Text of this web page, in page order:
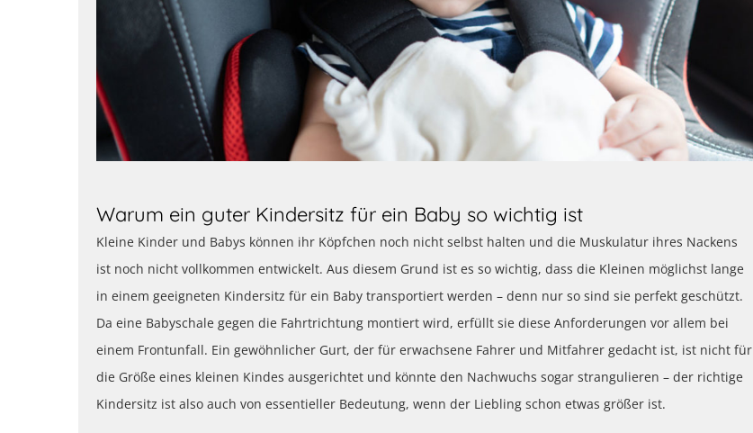
Warum ein guter Kindersitz für ein Baby so wichtig ist
Kleine Kinder und Babys können ihr Köpfchen noch nicht selbst halten und die Muskulatur ihres Nackens
ist noch nicht vollkommen entwickelt. Aus diesem Grund ist es so wichtig, dass die Kleinen möglichst lange
in einem geeigneten Kindersitz für ein Baby transportiert werden – denn nur so sind sie perfekt geschützt.
Da eine Babyschale gegen die Fahrtrichtung montiert wird, erfüllt sie diese Anforderungen vor allem bei
einem Frontunfall. Ein gewöhnlicher Gurt, der für erwachsene Fahrer und Mitfahrer gedacht ist, ist nicht für
die Größe eines kleinen Kindes ausgerichtet und könnte den Nachwuchs sogar strangulieren – der richtige
Kindersitz ist also auch von essentieller Bedeutung, wenn der Liebling schon etwas größer ist.